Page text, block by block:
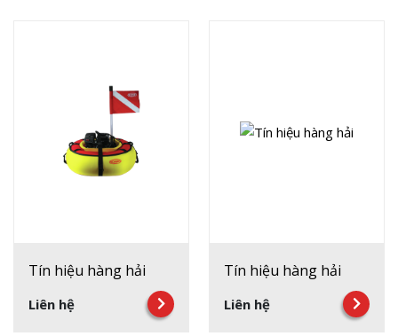
Tín hiệu hàng hải
Liên hệ
Tín hiệu hàng hải
Liên hệ